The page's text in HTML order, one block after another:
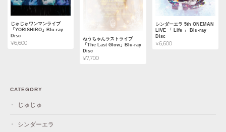
じゅじゅワンマンライブ
「YORISHIRO」Blu-ray
Disc
¥6,600
ねうちゃんラストライブ
「The Last Glow」Blu-ray
Disc
¥7,700
シンダーエラ 5th ONEMAN
LIVE 「 Life 」 Blu-ray
Disc
¥6,600
CATEGORY
じゅじゅ
シンダーエラ